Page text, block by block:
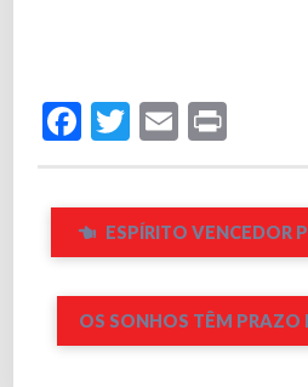
Facebook
Twitter
Email
ESPÍRITO VENCEDOR
OS SONHOS TÊM PRAZO